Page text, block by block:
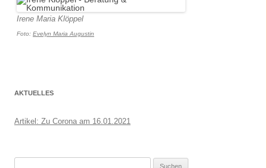
Irene Maria Klöppel
Foto: Evelyn Maria Augustin
AKTUELLES
Artikel: Zu Corona am 16.01.2021